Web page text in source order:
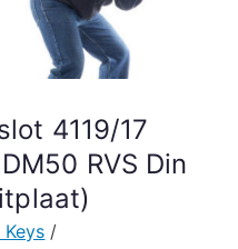
4119/17
RVS Din